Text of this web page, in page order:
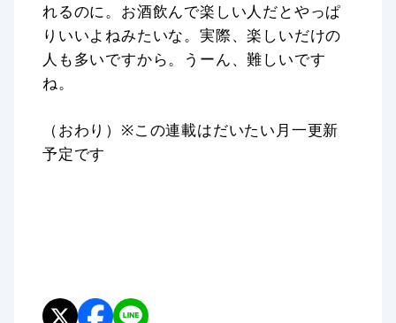
れるのに。お酒飲んで楽しい人だとやっぱ
りいいよねみたいな。実際、楽しいだけの
人も多いですから。うーん、難しいです
ね。
（おわり）※この連載はだいたい月一更新
予定です